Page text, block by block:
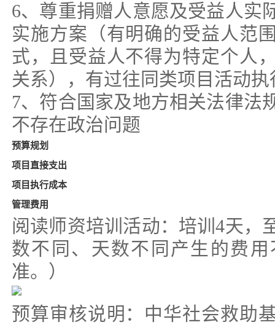
6、尊重捐赠人意愿及受益人实
实施方案（有明确的受益人范
式，且受益人不得为特定个人
关系），有过往同类项目活动执
7、符合国家及地方相关法律法
不存在政治问题
预算规划
项目直接支出
项目执行成本
管理费用
阅读师资培训活动：培训4天，
数不同、天数不同产生的费
准。）
预算审核说明：中华社会救助